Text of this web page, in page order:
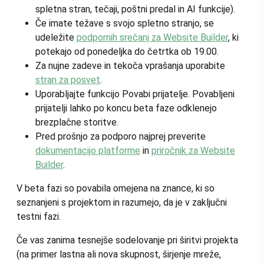
spletna stran, tečaji, poštni predal in AI funkcije).
Če imate težave s svojo spletno stranjo, se
udeležite podpornih srečanj za Website Builder, ki
potekajo od ponedeljka do četrtka ob 19.00.
Za nujne zadeve in tekoča vprašanja uporabite
stran za posvet.
Uporabljajte funkcijo Povabi prijatelje. Povabljeni
prijatelji lahko po koncu beta faze odklenejo
brezplačne storitve.
Pred prošnjo za podporo najprej preverite
dokumentacijo platforme in priročnik za Website
Builder.
V beta fazi so povabila omejena na znance, ki so
seznanjeni s projektom in razumejo, da je v zaključni
testni fazi.
Če vas zanima tesnejše sodelovanje pri širitvi projekta
(na primer lastna ali nova skupnost, širjenje mreže,